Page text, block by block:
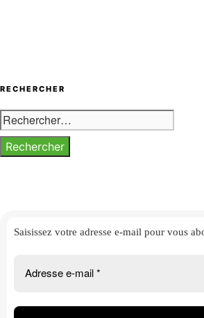
RECHERCHER
Rechercher :
Saisissez votre adresse e-mail pour vous